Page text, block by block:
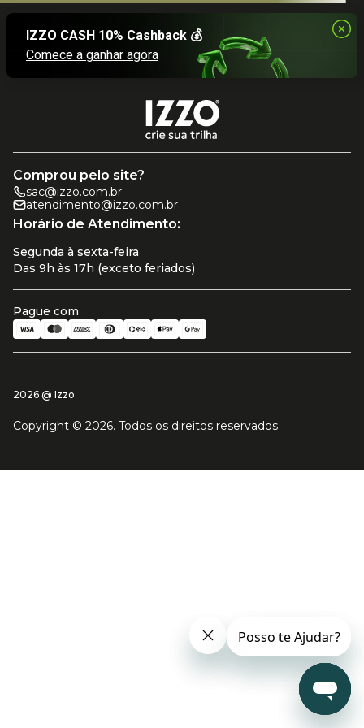
Comprou pelo site?
sac@izzo.com.br
atendimento@izzo.com.br
Horário de Atendimento:
Segunda à sexta-feira
Das 9h às 17h (exceto feriados)
Pague com
2026 @ Izzo
Copyright © 2026. Todos os direitos reservados.